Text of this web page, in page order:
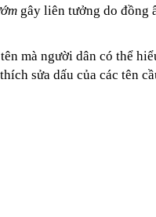
gây liên tưởng do đồng
mà người dân có thể
sửa dấu của các tên